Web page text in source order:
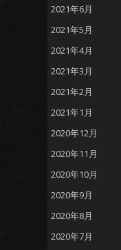
2021年6月
2021年5月
2021年4月
2021年3月
2021年2月
2021年1月
2020年12月
2020年11月
2020年10月
2020年9月
2020年8月
2020年7月